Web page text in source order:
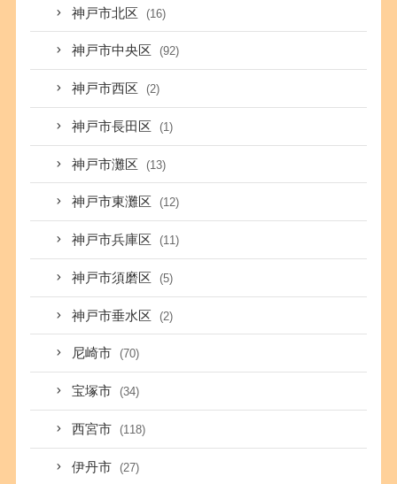
神戸市北区 (16)
神戸市中央区 (92)
神戸市西区 (2)
神戸市長田区 (1)
神戸市灘区 (13)
神戸市東灘区 (12)
神戸市兵庫区 (11)
神戸市須磨区 (5)
神戸市垂水区 (2)
尼崎市 (70)
宝塚市 (34)
西宮市 (118)
伊丹市 (27)